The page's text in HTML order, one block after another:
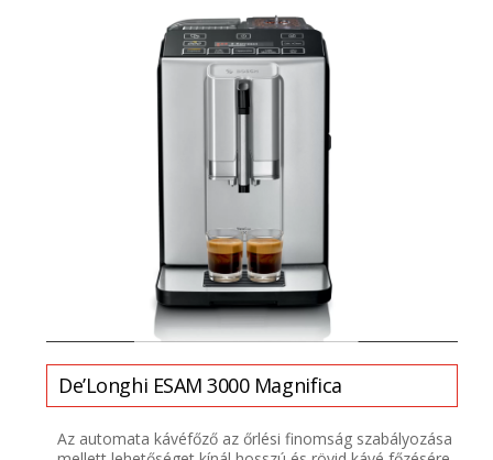
De’Longhi ESAM 3000 Magnifica
Az automata kávéfőző az őrlési finomság szabályozása